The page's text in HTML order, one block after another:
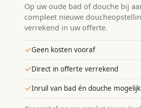
Op uw oude bad of douche bij
compleet nieuwe
verrekend in uw offerte.
Geen kosten vooraf
Direct in offerte verrekend
Inruil van bad én douche mogelijk